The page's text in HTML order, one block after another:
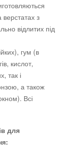
з
відлитих під
гум (в
кислот,
так і
а також
Всі
для